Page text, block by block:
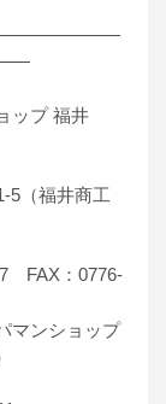
ップ 福井
5（福井商工
FAX：0776-
マンショップ